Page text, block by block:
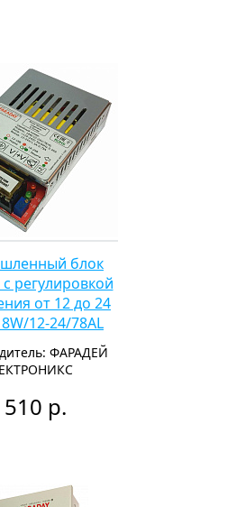
блок
регулировкой
от 12 до 24
12-24/78AL
ФАРАДЕЙ
510 р.